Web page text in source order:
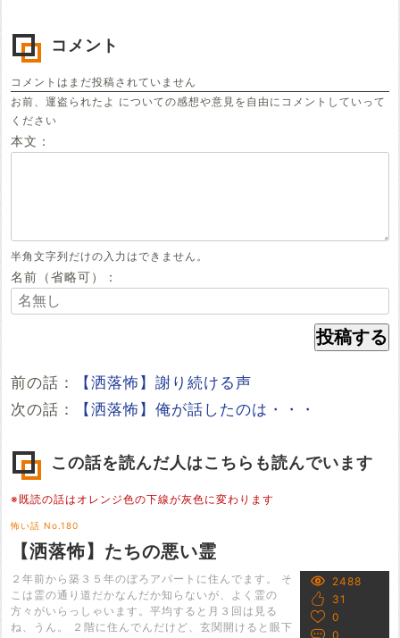
コメント
コメントはまだ投稿されていません
お前、運盗られたよ についての感想や意見を自由にコメントしていって
ください
本文：
半角文字列だけの入力はできません。
名前（省略可）：
前の話：
【洒落怖】謝り続ける声
次の話：
【洒落怖】俺が話したのは・・・
この話を読んだ人はこちらも読んでいます
※既読の話はオレンジ色の下線が灰色に変わります
怖い話 No.180
【洒落怖】たちの悪い霊
２年前から築３５年のぼろアパートに住んでます。 そ
こは霊の通り道だかなんだか知らないが、よく霊の
方々がいらっしゃいます。平均すると月３回は見る
ね、うん。 ２階に住んでんだけど、玄関開けると眼下
2488
31
0
0